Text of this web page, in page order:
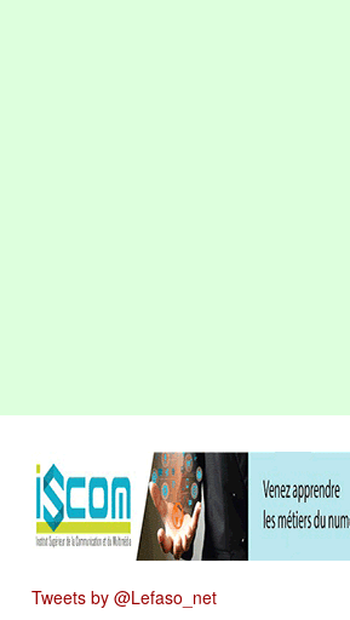
Tweets by @Lefaso_net